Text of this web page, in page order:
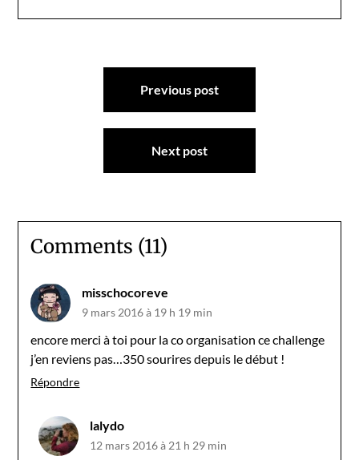
Navigation
Previous post
Next post
Comments (11)
misschocoreve
9 mars 2016 à 19 h 19 min
encore merci à toi pour la co organisation ce challenge
j’en reviens pas…350 sourires depuis le début !
Répondre
lalydo
12 mars 2016 à 21 h 29 min